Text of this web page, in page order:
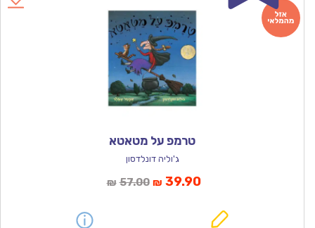
טרמפ על מטאטא
ג'וליה דונלדסון
₪ 57.00המחיר
₪ 39.90המחיר
הוא: